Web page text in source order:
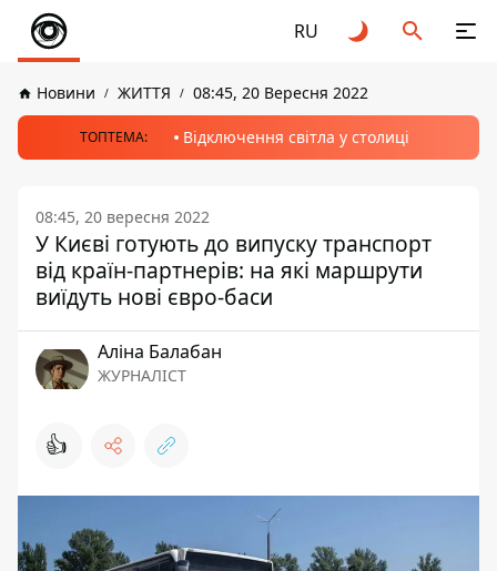
RU
Новини ЖИТТЯ 08:45, 20 Вересня 2022
ТОПТЕМА: Відключення світла у столиці
08:45, 20 вересня 2022
У Києві готують до випуску транспорт
від країн-партнерів: на які маршрути
виїдуть нові євро-баси
Аліна Балабан
ЖУРНАЛІСТ
👍